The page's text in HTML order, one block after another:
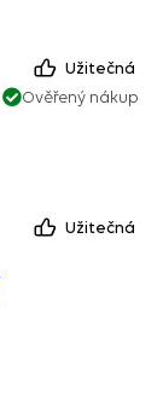
Užitečná
Ověřený nákup
Užitečná